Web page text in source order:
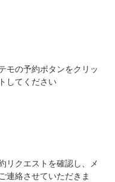
モの予約ボタンをクリッ
してください
リクエストを確認し、メ
連絡させていただきま